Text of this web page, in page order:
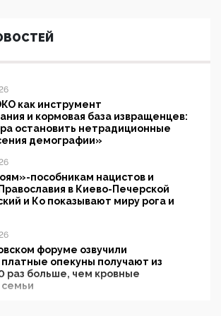
как инструмент
и кормовая база извращенцев:
остановить нетрадиционные
демографии»
пособникам нацистов и
в Киево-Печерской
и Ко показывают миру рога и
форуме озвучили
опекуны получают из
раз больше, чем кровные